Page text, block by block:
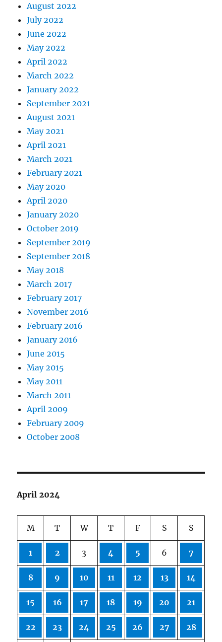
August 2022
July 2022
June 2022
May 2022
April 2022
March 2022
January 2022
September 2021
August 2021
May 2021
April 2021
March 2021
February 2021
May 2020
April 2020
January 2020
October 2019
September 2019
September 2018
May 2018
March 2017
February 2017
November 2016
February 2016
January 2016
June 2015
May 2015
May 2011
March 2011
April 2009
February 2009
October 2008
April 2024
M T W T F S S
1 2 3 4 5 6 7
8 9 10 11 12 13 14
15 16 17 18 19 20 21
22 23 24 25 26 27 28